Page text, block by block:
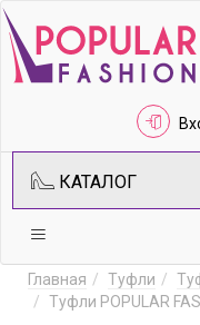
КАТАЛОГ
Главная Туфли
Туфли POPULAR